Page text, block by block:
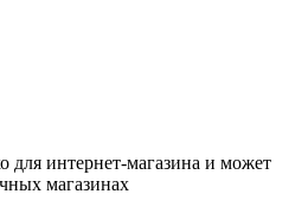
для интернет-магазина и может
магазинах